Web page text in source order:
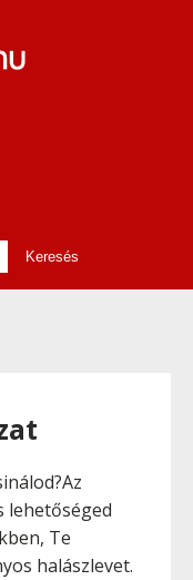
lehetőséged
Te
halászlevet.